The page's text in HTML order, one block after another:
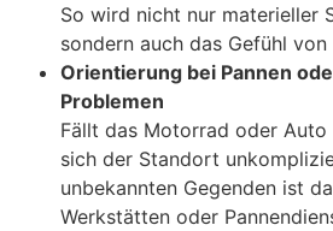
So wird nicht nur materieller
sondern auch das Gefühl
Orientierung bei Pannen
Problemen
Fällt das Motorrad oder Auto
sich der Standort
unbekannten Gegenden ist
Werkstätten oder